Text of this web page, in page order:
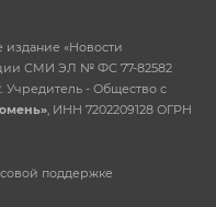
поддержке
«Новости
СМИ ЭЛ № ФС 77-82582
Учредитель - Общество с
, ИНН 7202209128 ОГРН